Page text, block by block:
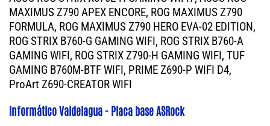
MAXIMUS Z790 APEX ENCORE, ROG MAXIMUS Z790
FORMULA, ROG MAXIMUS Z790 HERO EVA-02 EDITION,
ROG STRIX B760-G GAMING WIFI, ROG STRIX B760-A
GAMING WIFI, ROG STRIX Z790-H GAMING WIFI, TUF
GAMING B760M-BTF WIFI, PRIME Z690-P WIFI D4,
ProArt Z690-CREATOR WIFI
Informático Valdelagua - Placa base ASRock